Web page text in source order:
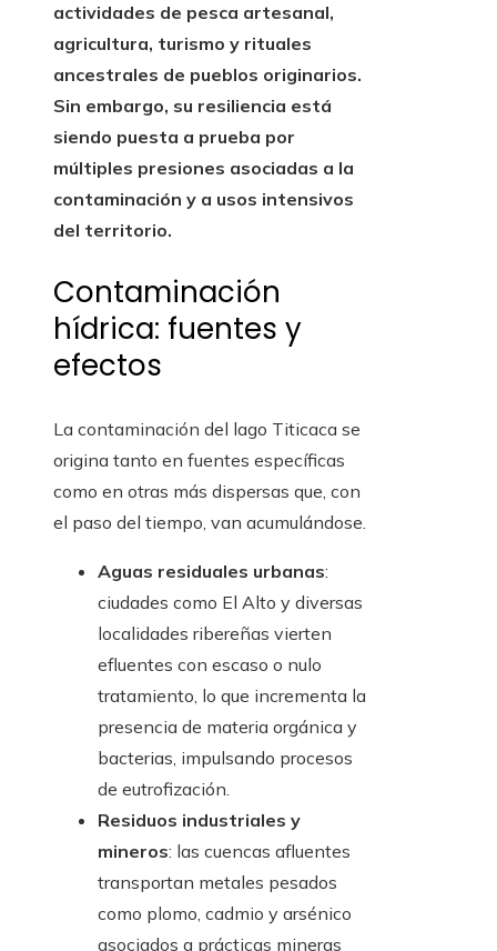
actividades de pesca artesanal,
agricultura, turismo y rituales
ancestrales de pueblos originarios.
Sin embargo, su resiliencia está
siendo puesta a prueba por
múltiples presiones asociadas a la
contaminación y a usos intensivos
del territorio.
Contaminación
hídrica: fuentes y
efectos
La contaminación del lago Titicaca se
origina tanto en fuentes específicas
como en otras más dispersas que, con
el paso del tiempo, van acumulándose.
Aguas residuales urbanas:
ciudades como El Alto y diversas
localidades ribereñas vierten
efluentes con escaso o nulo
tratamiento, lo que incrementa la
presencia de materia orgánica y
bacterias, impulsando procesos
de eutrofización.
Residuos industriales y
mineros: las cuencas afluentes
transportan metales pesados
como plomo, cadmio y arsénico
asociados a prácticas mineras